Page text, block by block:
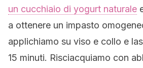
un cucchiaio di yogurt naturale
a ottenere un impasto
applichiamo su viso e collo e
15 minuti. Risciacquiamo con